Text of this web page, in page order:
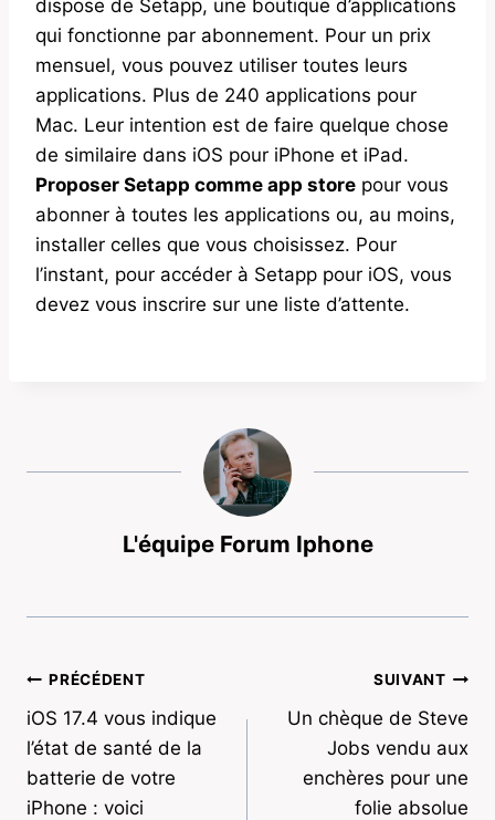
dispose de Setapp, une boutique d’applications
qui fonctionne par abonnement. Pour un prix
mensuel, vous pouvez utiliser toutes leurs
applications. Plus de 240 applications pour
Mac. Leur intention est de faire quelque chose
de similaire dans iOS pour iPhone et iPad.
Proposer Setapp comme app store pour vous
abonner à toutes les applications ou, au moins,
installer celles que vous choisissez. Pour
l’instant, pour accéder à Setapp pour iOS, vous
devez vous inscrire sur une liste d’attente.
L'équipe Forum Iphone
Navigation
de
l’article
PRÉCÉDENT
iOS 17.4 vous indique
l’état de santé de la
batterie de votre
iPhone : voici
SUIVANT
Un chèque de Steve
Jobs vendu aux
enchères pour une
folie absolue